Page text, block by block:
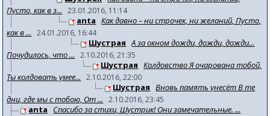
Пусто, как в з...
23.01.2016, 11:14
anta Как давно – ни строчек, ни желаний, Пусто,
как в ...
24.01.2016, 16:44
Шустрая А за окном дожди, дожди, дожди...
Почудилось, что ...
2.10.2016, 21:35
Шустрая Колдовство Я очарована тобой,
Ты колдовать умее...
2.10.2016, 22:00
Шустрая Вновь память унесёт В те
дни, где мы с тобою, От ...
2.10.2016, 23:45
anta Спасибо за стихи, Шустрик! Они замечательные. ...